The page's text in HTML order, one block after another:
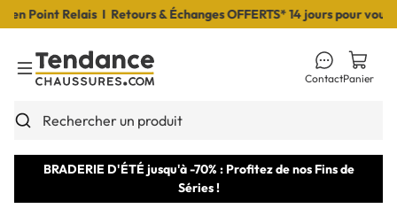
Point Relais I Retours & Échanges OFFERTS* 14 jours pour vous
Toggle Menu
Rechercher un produit
ContactPanier
BRADERIE D'ÉTÉ jusqu'à -70% : Profitez de nos Fins de
Séries !